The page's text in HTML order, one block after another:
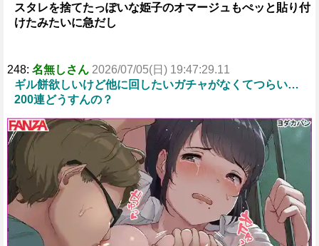
スタレを捨てたっぽいな姫子のオマージュもぺッと貼り付
けたみたいに急だし
248: 名無しさん 2026/07/05(日) 19:47:29.11
ギル餅欲しいけど他に回したいガチャがなくてつらい…
200連どうすんの？